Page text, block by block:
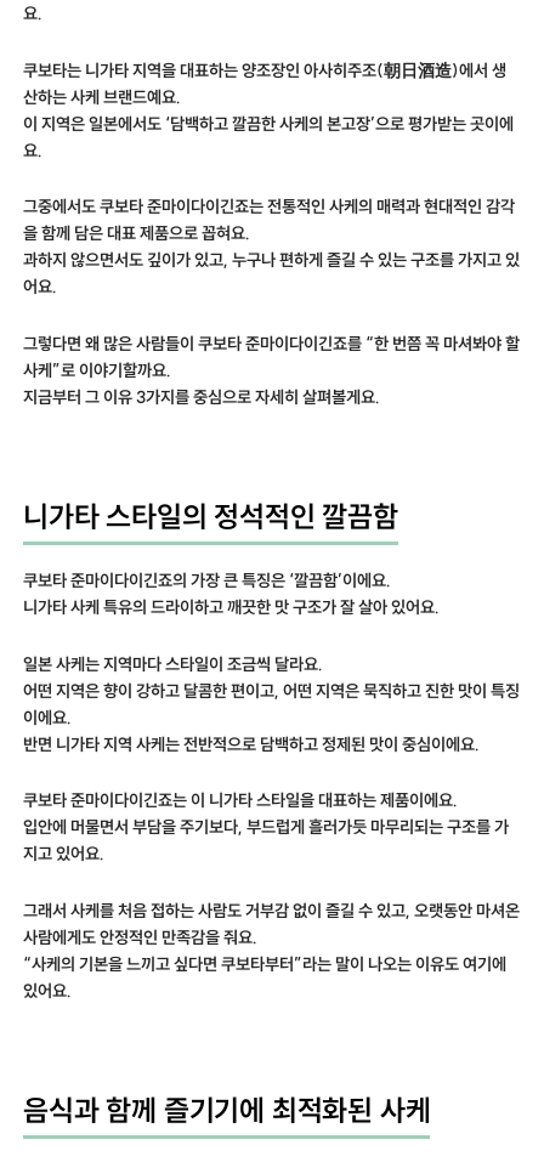
요.
쿠보타는 니가타 지역을 대표하는 양조장인아사히주조(朝日酒造)에서 생
산하는 사케 브랜드예요.
이 지역은 일본에서도 ‘담백하고 깔끔한 사케의 본고장’으로 평가받는 곳이에
요.
그중에서도 쿠보타 준마이다이긴죠는 전통적인 사케의 매력과 현대적인 감각
을 함께 담은 대표 제품으로 꼽혀요.
과하지 않으면서도 깊이가 있고, 누구나 편하게 즐길 수 있는 구조를 가지고 있
어요.
그렇다면 왜 많은 사람들이 쿠보타 준마이다이긴죠를 “한 번쯤 꼭 마셔봐야 할
사케”로 이야기할까요.
지금부터 그 이유 3가지를 중심으로 자세히 살펴볼게요.
니가타 스타일의 정석적인 깔끔함
쿠보타 준마이다이긴죠의 가장 큰 특징은 ‘깔끔함’이에요.
니가타 사케 특유의 드라이하고 깨끗한 맛 구조가 잘 살아 있어요.
일본 사케는 지역마다 스타일이 조금씩 달라요.
어떤 지역은 향이 강하고 달콤한 편이고, 어떤 지역은 묵직하고 진한 맛이 특징
이에요.
반면 니가타 지역 사케는 전반적으로 담백하고 정제된 맛이 중심이에요.
쿠보타 준마이다이긴죠는 이 니가타 스타일을 대표하는 제품이에요.
입안에 머물면서 부담을 주기보다, 부드럽게 흘러가듯 마무리되는 구조를 가
지고 있어요.
그래서 사케를 처음 접하는 사람도 거부감 없이 즐길 수 있고, 오랫동안 마셔온
사람에게도 안정적인 만족감을 줘요.
“사케의 기본을 느끼고 싶다면 쿠보타부터”라는 말이 나오는 이유도 여기에
있어요.
음식과 함께 즐기기에 최적화된 사케